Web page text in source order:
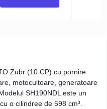
Zubr (10 CP) cu pornire
motocultoare, generatoare
SH190NDL este un
o cilindree de 598 cm³.